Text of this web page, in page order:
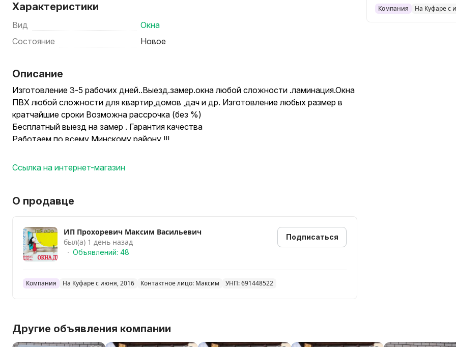
Характеристики
Вид
Окна
Состояние
Новое
Описание
Изготовление 3-5 рабочих дней..Выезд.замер.окна любой сложности .ламинация.Окна
ПВХ любой сложности для квартир,домов ,дач и др. Изготовление любых размер в
кратчайшие сроки Возможна рассрочка (без %)
Бесплатный выезд на замер . Гарантия качества
Работаем по всему Минскому району !!!
Ссылка на интернет-магазин
О продавце
ИП Прохоревич Максим Васильевич
был(а) 1 день назад
Объявлений: 48
Подписаться
Компания На Куфаре с июня, 2016 Контактное лицо: Максим УНП: 691448522
Другие объявления компании
Компания На Куфаре с